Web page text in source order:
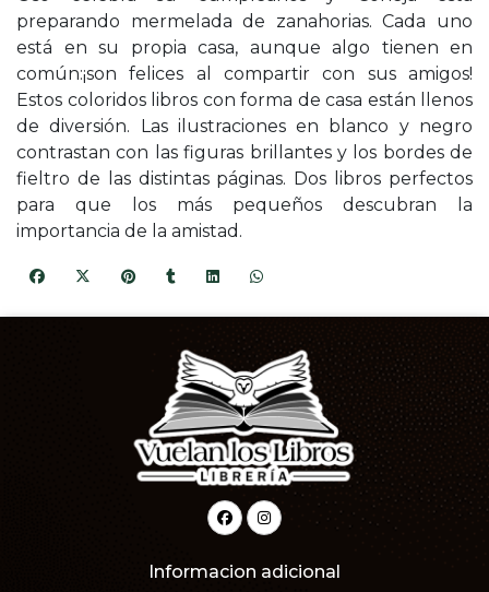
preparando mermelada de zanahorias. Cada uno
está en su propia casa, aunque algo tienen en
común:¡son felices al compartir con sus amigos!
Estos coloridos libros con forma de casa están llenos
de diversión. Las ilustraciones en blanco y negro
contrastan con las figuras brillantes y los bordes de
fieltro de las distintas páginas. Dos libros perfectos
para que los más pequeños descubran la
importancia de la amistad.
Informacion adicional